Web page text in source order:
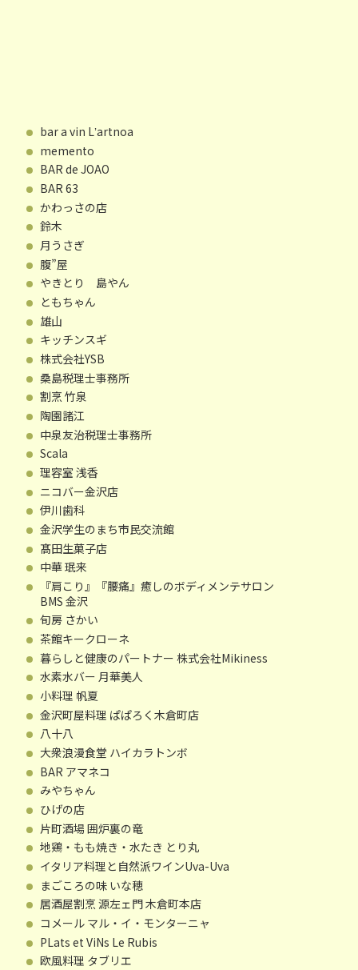
bar a vin Lʼartnoa
memento
BAR de JOAO
BAR 63
かわっさの店
鈴木
月うさぎ
腹”屋
やきとり 島やん
ともちゃん
雄山
キッチンスギ
株式会社YSB
桑島税理士事務所
割烹 竹泉
陶園諸江
中泉友治税理士事務所
Scala
理容室 浅香
ニコバー金沢店
伊川歯科
金沢学生のまち市民交流館
髙田生菓子店
中華 珉来
『肩こり』『腰痛』癒しのボディメンテサロン
BMS 金沢
旬房 さかい
茶館キークローネ
暮らしと健康のパートナー 株式会社Mikiness
水素水バー 月華美人
小料理 帆夏
金沢町屋料理 ぱぱろく木倉町店
八十八
大衆浪漫食堂 ハイカラトンボ
BAR アマネコ
みやちゃん
ひげの店
片町酒場 囲炉裏の竜
地鶏・もも焼き・水たき とり丸
イタリア料理と自然派ワインUva-Uva
まごころの味 いな穂
居酒屋割烹 源左ェ門 木倉町本店
コメール マル・イ・モンターニャ
PLats et ViNs Le Rubis
欧風料理 タブリエ